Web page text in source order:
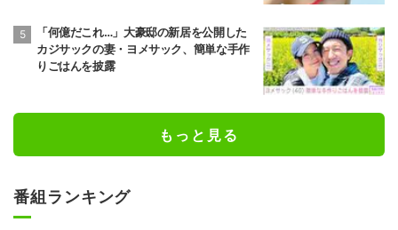
「何億だこれ…」大豪邸の新居を公開した
カジサックの妻・ヨメサック、簡単な手作
りごはんを披露
もっと見る
番組ランキング